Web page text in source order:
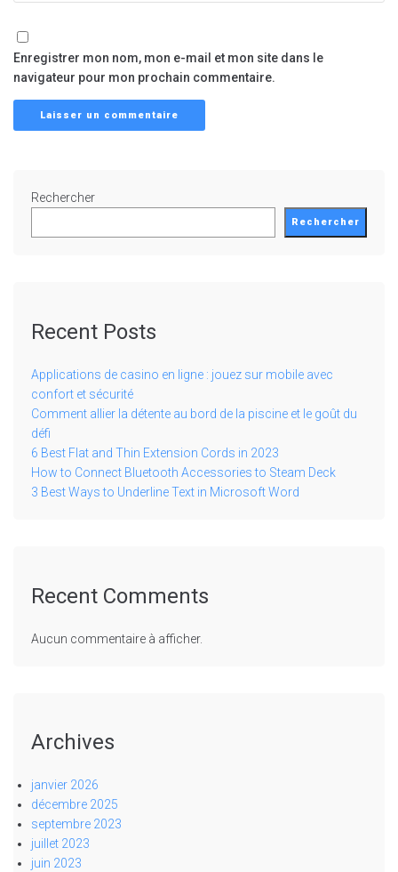
Enregistrer mon nom, mon e-mail et mon site dans le
navigateur pour mon prochain commentaire.
Rechercher
Rechercher
Recent Posts
Applications de casino en ligne : jouez sur mobile avec
confort et sécurité
Comment allier la détente au bord de la piscine et le goût du
défi
6 Best Flat and Thin Extension Cords in 2023
How to Connect Bluetooth Accessories to Steam Deck
3 Best Ways to Underline Text in Microsoft Word
Recent Comments
Aucun commentaire à afficher.
Archives
janvier 2026
décembre 2025
septembre 2023
juillet 2023
juin 2023